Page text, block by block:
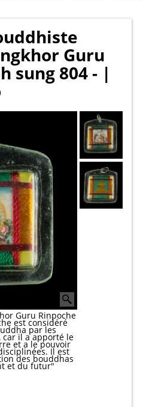
Guru
sung 804 - |
Guru Rinpoche
est considéré
par les
car il a apporté le
et a le pouvoir
Il est
des bouddhas
et du futur"